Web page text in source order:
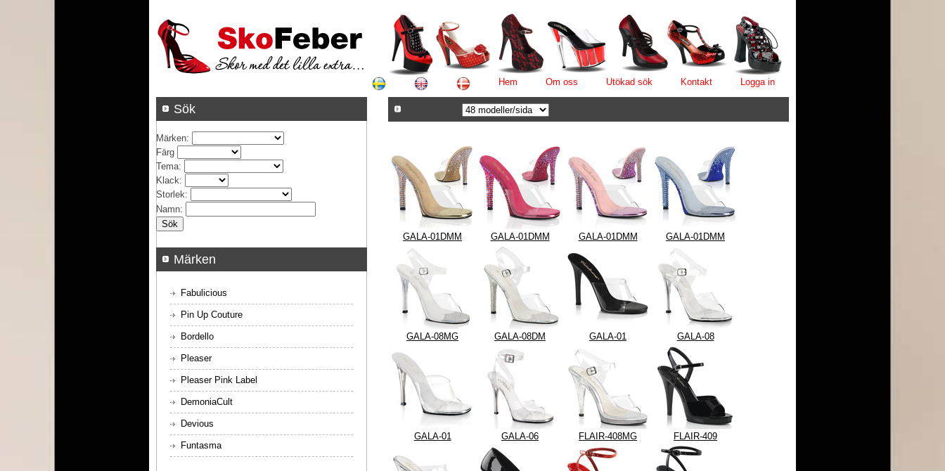
Hem Om oss Utökad sök Kontakt Logga in
GALA-01DMM GALA-01DMM GALA-01DMM GALA-01DMM
GALA-08MG GALA-08DM GALA-01 GALA-08
GALA-01 GALA-06 FLAIR-408MG FLAIR-409
Sök
Märken:
Färg
Tema:
Klack:
Storlek:
Namn:
Märken
Fabulicious
Pin Up Couture
Bordello
Pleaser
Pleaser Pink Label
DemoniaCult
Devious
Funtasma